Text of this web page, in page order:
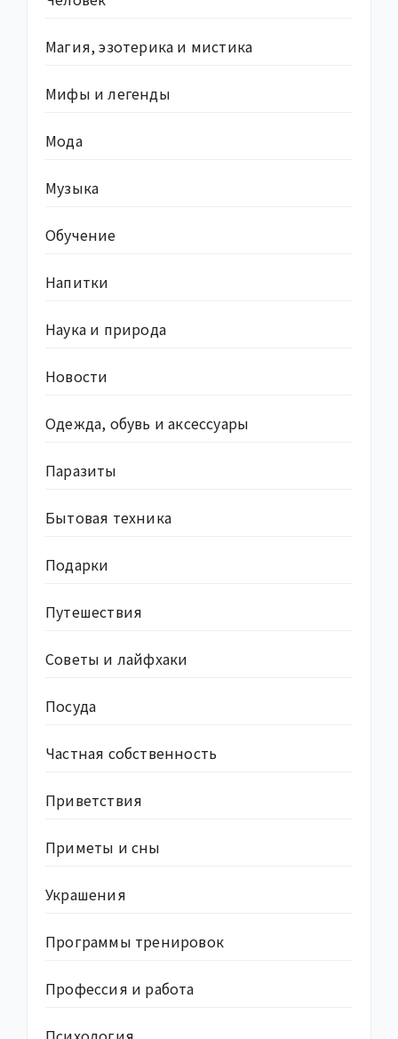
Магия, эзотерика и мистика
Мифы и легенды
Мода
Музыка
Обучение
Напитки
Наука и природа
Новости
Одежда, обувь и аксессуары
Паразиты
Бытовая техника
Подарки
Путешествия
Советы и лайфхаки
Посуда
Частная собственность
Приветствия
Приметы и сны
Украшения
Программы тренировок
Профессия и работа